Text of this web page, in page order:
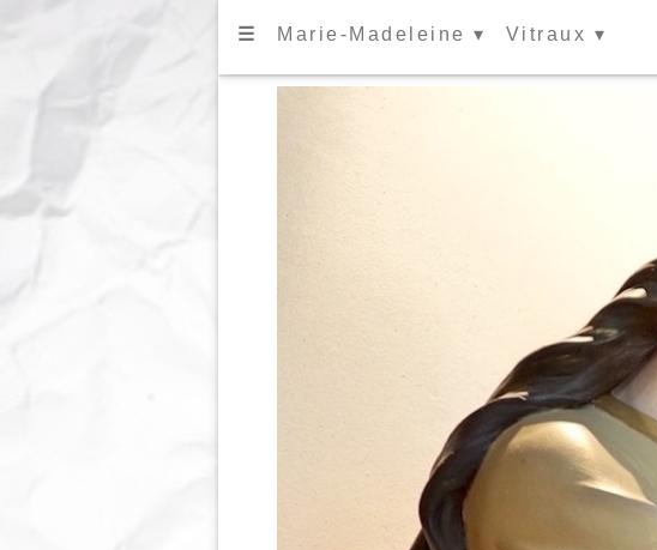
☰ Marie-Madeleine ▾ Vitraux ▾